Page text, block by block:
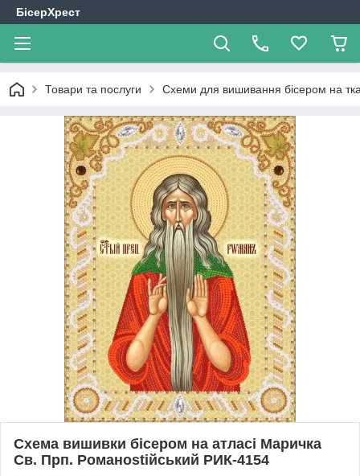
БісерХрест
Товари та послуги Схеми для вишивання бісером на
Схема вишивки бісером на атласі Маричка
Св. Прп. Романostійський РИК-4154